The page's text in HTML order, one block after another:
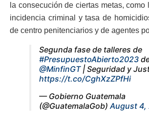
la consecución de ciertas metas,
incidencia criminal y tasa de
de centro penitenciarios y de agentes
Segunda fase de talleres de
#PresupuestoAbierto2023
@MinfinGT| Seguridad y
https://t.co/CghXzZPfHi
— Gobierno Guatemala
(@GuatemalaGob) August 4,